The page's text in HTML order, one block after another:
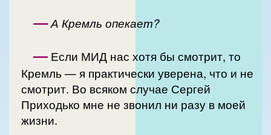
—А Кремль опекает?
— Если МИД нас хотя бы смотрит, то
Кремль — я практически уверена, что и не
смотрит. Во всяком случае Сергей
Приходько мне не звонил ни разу в моей
жизни.